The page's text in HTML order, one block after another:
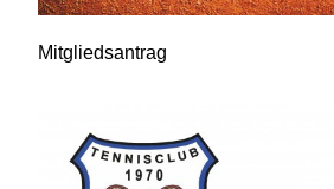
Mitgliedsantrag